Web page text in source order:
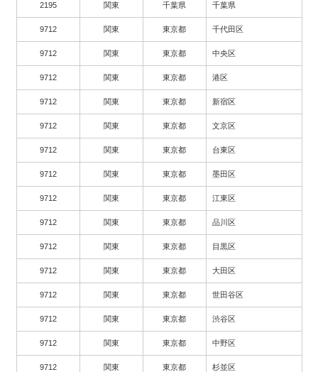
2195 関東 千葉県 千葉県
9712 関東 東京都 千代田区
9712 関東 東京都 中央区
9712 関東 東京都 港区
9712 関東 東京都 新宿区
9712 関東 東京都 文京区
9712 関東 東京都 台東区
9712 関東 東京都 墨田区
9712 関東 東京都 江東区
9712 関東 東京都 品川区
9712 関東 東京都 目黒区
9712 関東 東京都 大田区
9712 関東 東京都 世田谷区
9712 関東 東京都 渋谷区
9712 関東 東京都 中野区
9712 関東 東京都 杉並区